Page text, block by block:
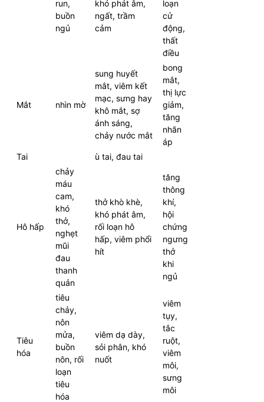
run,
buồn
ngủ
khó phát âm,
ngất, trầm
cảm
loạn
cử
động,
thất
điều
Mắt nhìn mờ
sung huyết
mắt, viêm kết
mạc, sưng hay
khô mắt, sợ
ánh sáng,
chảy nước mắt
bong
mắt,
thị lực
giảm,
tăng
nhãn
áp
Tai
ù tai, đau tai
Hô hấp
chảy
máu
cam,
khó
thở,
nghẹt
mũi
đau
thanh
quản
thở khò khè,
khó phát âm,
rối loạn hô
hấp, viêm phổi
hít
tăng
thông
khí,
hội
chứng
ngưng
thở
khi
ngủ
Tiêu
hóa
tiêu
chảy,
nôn
mửa,
buồn
nôn, rối
loạn
tiêu
hóa
viêm dạ dày,
sỏi phân, khó
nuốt
viêm
tụy,
tắc
ruột,
viêm
môi,
sưng
môi